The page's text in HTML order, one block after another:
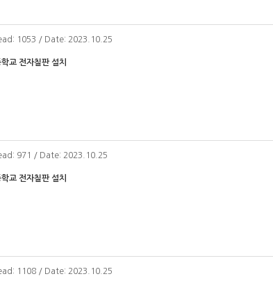
1053 / Date: 2023.10.25
교 전자칠판 설치
971 / Date: 2023.10.25
교 전자칠판 설치
1108 / Date: 2023.10.25